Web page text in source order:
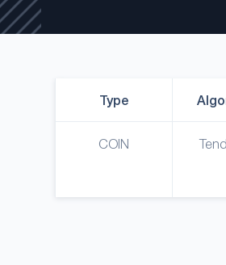
Type
COIN